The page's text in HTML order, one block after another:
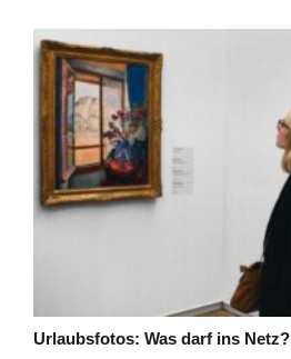
Urlaubsfotos: Was darf ins Netz?